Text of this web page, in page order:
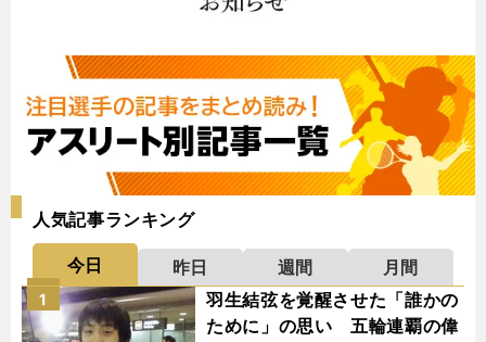
人気記事ランキング
今日 昨日 週間
月間
羽生結弦を覚醒させた「誰かの
ために」の思い 五輪連覇の偉
1